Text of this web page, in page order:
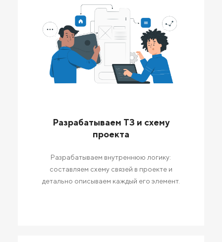
Разрабатываем ТЗ и схему
проекта
Разрабатываем внутреннюю логику:
составляем схему связей в проекте и
детально описываем каждый его элемент.